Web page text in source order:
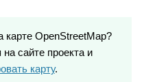
карте OpenStreetMap?
сайте проекта и
карту.